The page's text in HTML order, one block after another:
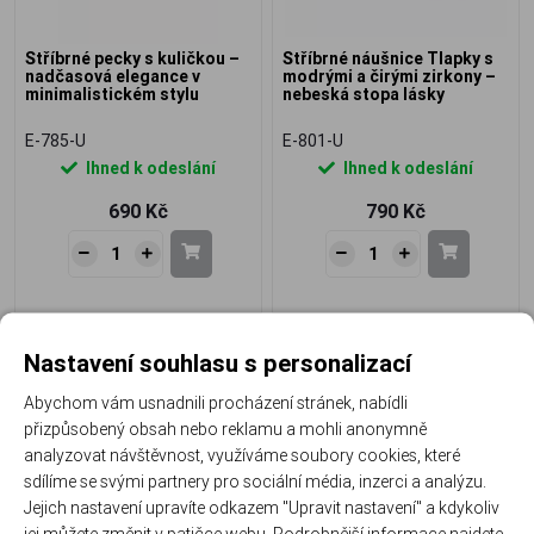
Stříbrné pecky s kuličkou –
nadčasová elegance v
minimalistickém stylu
E-785-U
Ihned k odeslání
690 Kč
Stříbrné náušnice Tlapky s
modrými a čirými zirkony –
nebeská stopa lásky
E-801-U
Ihned k odeslání
790 Kč
Stříbrné náušnice Tlapky se
Stříbrné náušnice Modrý
Nastavení souhlasu s personalizací
Abychom vám usnadnili procházení stránek, nabídli
přizpůsobený obsah nebo reklamu a mohli anonymně
analyzovat návštěvnost, využíváme soubory cookies, které
sdílíme se svými partnery pro sociální média, inzerci a analýzu.
Jejich nastavení upravíte odkazem "Upravit nastavení" a kdykoliv